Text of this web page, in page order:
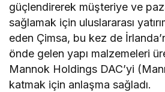
güçlendirerek müşteriye ve
sağlamak için uluslararası
eden Çimsa, bu kez de
önde gelen yapı malzemeleri
Mannok Holdings DAC’yi
katmak için anlaşma sağladı.